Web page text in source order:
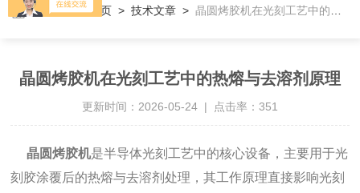
当前位置：首页 >技术文章 >晶圆烤胶机在光刻工艺中的热熔与去溶剂原理
晶圆烤胶机在光刻工艺中的热熔与去溶剂原理
更新时间：2026-05-24 | 点击率：351
晶圆烤胶机是半导体光刻工艺中的核心设备，主要用于光
刻胶涂覆后的热熔与去溶剂处理，其工作原理直接影响光刻